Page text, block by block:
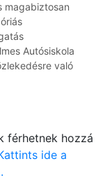
magabiztosan
Autósiskola
való
férhetnek hozzá
ide a